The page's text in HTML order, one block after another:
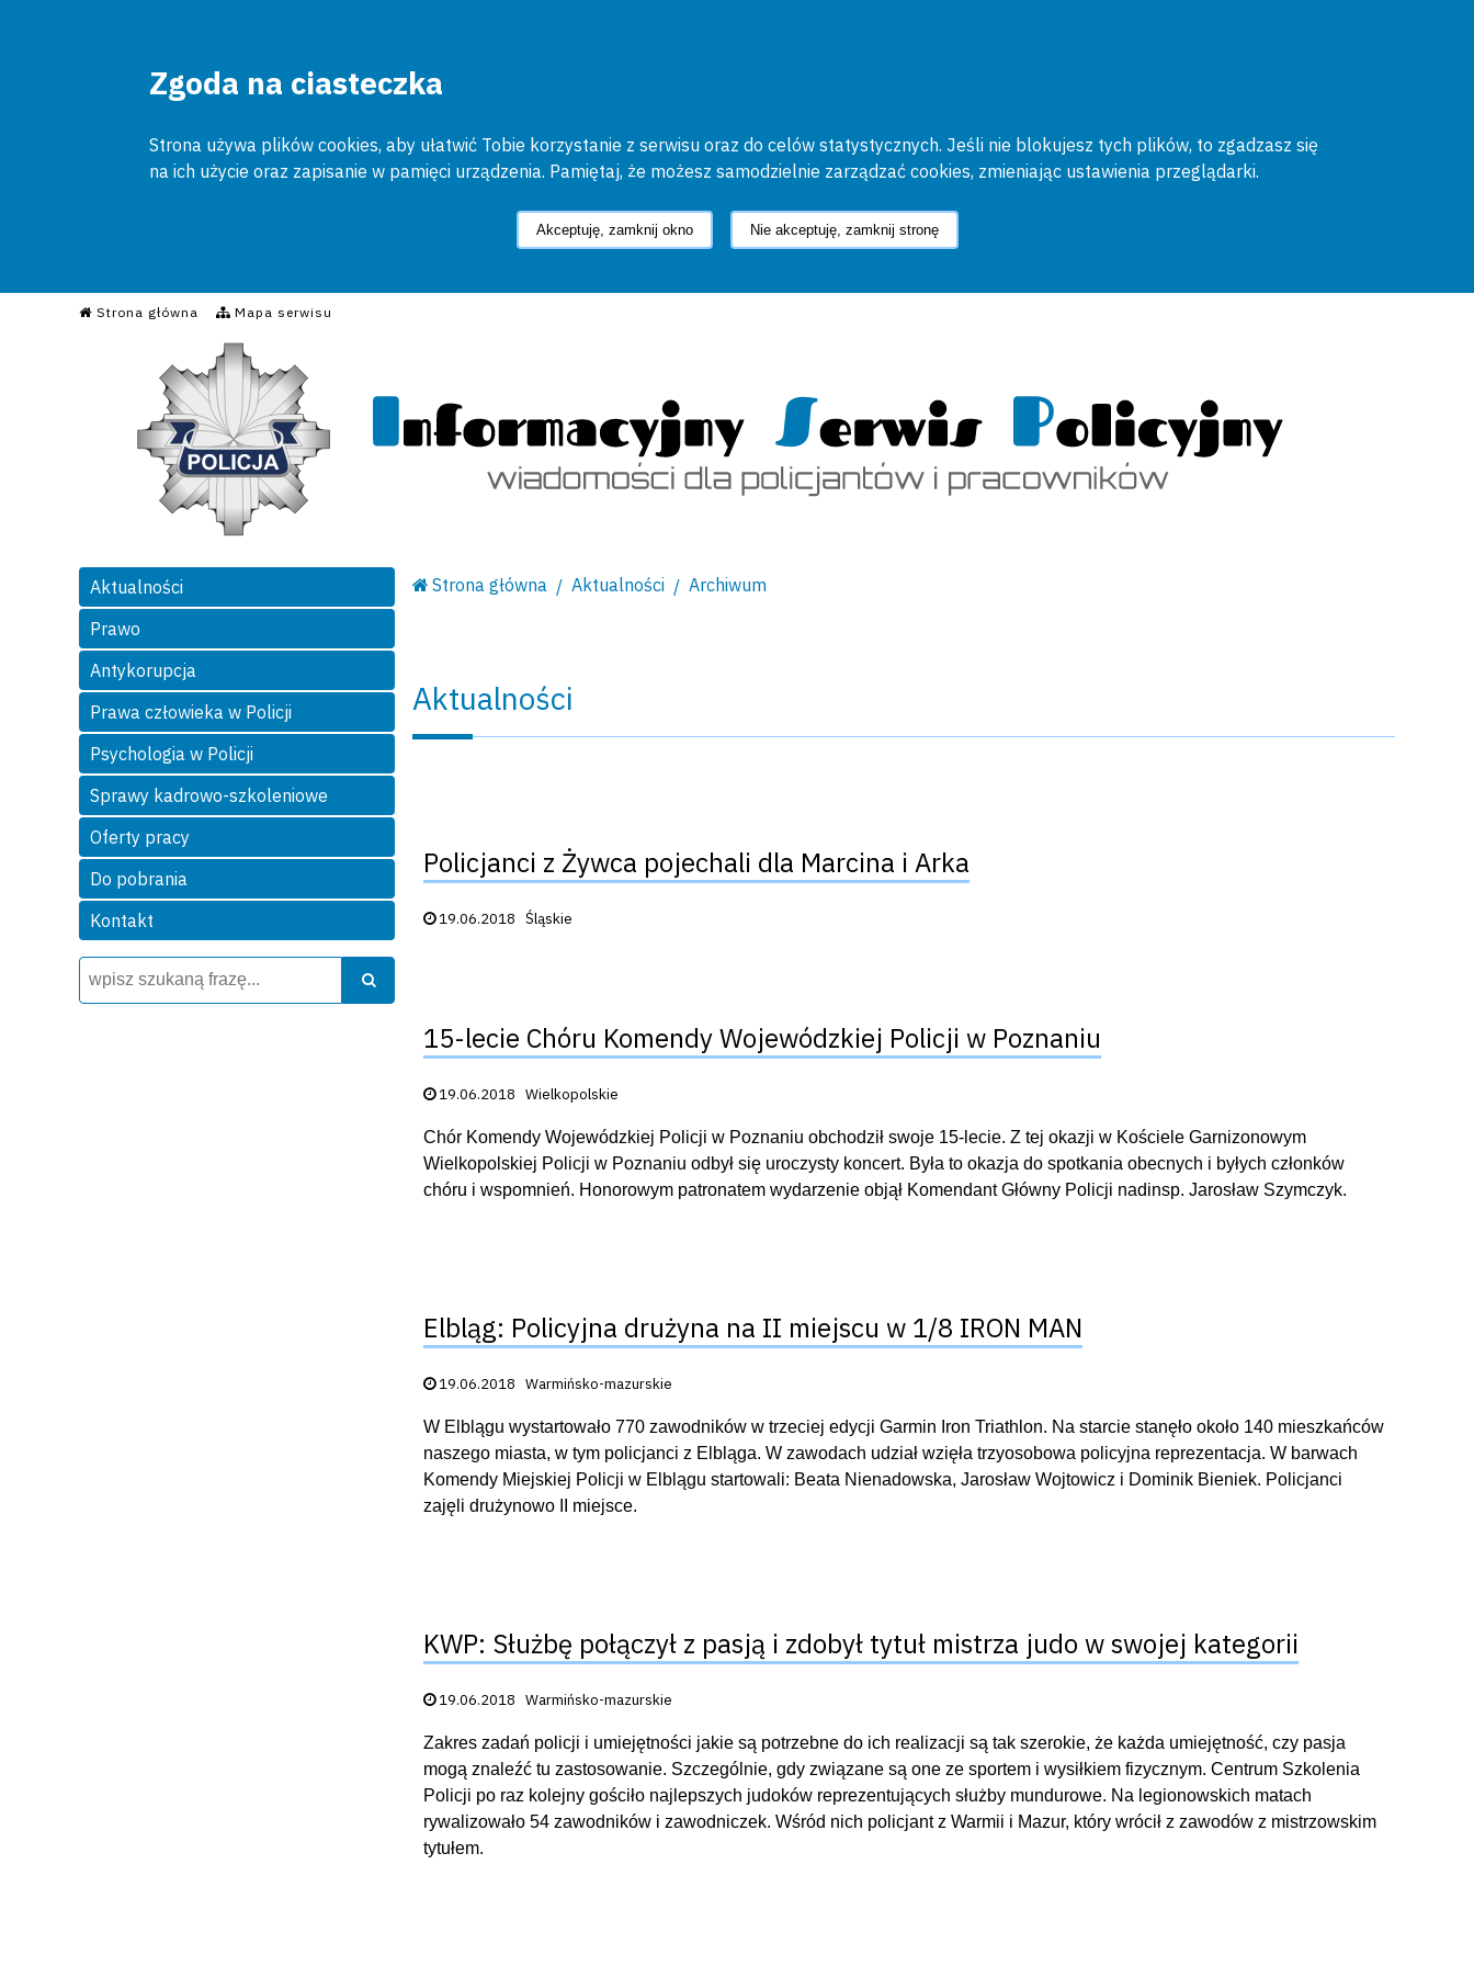
Zgoda na ciasteczka
Strona używa plików cookies, aby ułatwić Tobie korzystanie z serwisu oraz do celów statystycznych. Jeśli nie blokujesz tych plików, to zgadzasz się
na ich użycie oraz zapisanie w pamięci urządzenia. Pamiętaj, że możesz samodzielnie zarządzać cookies, zmieniając ustawienia przeglądarki.
Akceptuję, zamknij okno Nie akceptuję, zamknij stronę
Strona główna Mapa serwisu
Informacyjny Serwis Policyjny
Aktualności
Prawo
Antykorupcja
Prawa człowieka w Policji
Psychologia w Policji
Sprawy kadrowo-szkoleniowe
Oferty pracy
Do pobrania
Kontakt
Wyszukiwarka
Szukaj
Strona główna Aktualności Archiwum
Aktualności
Policjanci z Żywca pojechali dla Marcina i Arka
Data publikacji:
19.06.2018 Śląskie
15-lecie Chóru Komendy Wojewódzkiej Policji w Poznaniu
Data publikacji:
19.06.2018 Wielkopolskie
Chór Komendy Wojewódzkiej Policji w Poznaniu obchodził swoje 15-lecie. Z tej okazji w Kościele Garnizonowym
Wielkopolskiej Policji w Poznaniu odbył się uroczysty koncert. Była to okazja do spotkania obecnych i byłych członków
chóru i wspomnień. Honorowym patronatem wydarzenie objął Komendant Główny Policji nadinsp. Jarosław Szymczyk.
Elbląg: Policyjna drużyna na II miejscu w 1/8 IRON MAN
Data publikacji:
19.06.2018 Warmińsko-mazurskie
W Elblągu wystartowało 770 zawodników w trzeciej edycji Garmin Iron Triathlon. Na starcie stanęło około 140 mieszkańców
naszego miasta, w tym policjanci z Elbląga. W zawodach udział wzięła trzyosobowa policyjna reprezentacja. W barwach
Komendy Miejskiej Policji w Elblągu startowali: Beata Nienadowska, Jarosław Wojtowicz i Dominik Bieniek. Policjanci
zajęli drużynowo II miejsce.
KWP: Służbę połączył z pasją i zdobył tytuł mistrza judo w swojej kategorii
Data publikacji:
19.06.2018 Warmińsko-mazurskie
Zakres zadań policji i umiejętności jakie są potrzebne do ich realizacji są tak szerokie, że każda umiejętność, czy pasja
mogą znaleźć tu zastosowanie. Szczególnie, gdy związane są one ze sportem i wysiłkiem fizycznym. Centrum Szkolenia
Policji po raz kolejny gościło najlepszych judoków reprezentujących służby mundurowe. Na legionowskich matach
rywalizowało 54 zawodników i zawodniczek. Wśród nich policjant z Warmii i Mazur, który wrócił z zawodów z mistrzowskim
tytułem.